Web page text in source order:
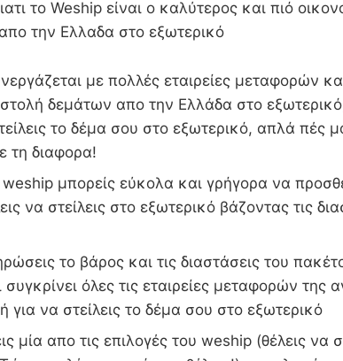
το Weship είναι ο καλύτερος και πιό
την Ελλαδα στο εξωτερικό
με πολλές εταιρείες μεταφορών
δεμάτων απο την Ελλάδα στο
το δέμα σου στο εξωτερικό, απλά πές
τη διαφορα!
μπορείς εύκολα και γρήγορα να
να στείλεις στο εξωτερικό βάζοντας τις
το βάρος και τις διαστάσεις του
όλες τις εταιρείες μεταφορών της
για να στείλεις το δέμα σου στο εξωτερικό
μία απο τις επιλογές του weship (θέλεις να